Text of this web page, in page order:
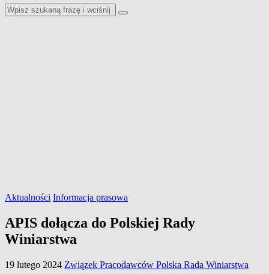
Aktualności Informacja prasowa
APIS dołącza do Polskiej Rady
Winiarstwa
19 lutego 2024 Związek Pracodawców Polska Rada Winiarstwa